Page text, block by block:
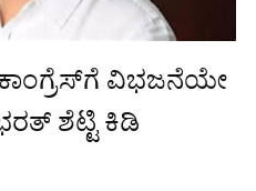
ವಿಭಜನೆಯೇ
ಶೆಟ್ಟಿ ಕಿಡಿ